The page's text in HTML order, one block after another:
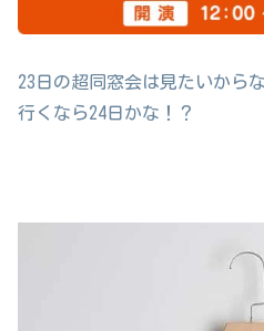
23日の超同窓会は見たいから
行くなら24日かな！？